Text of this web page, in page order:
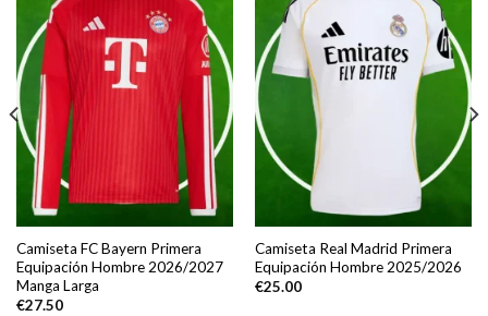
Camiseta FC Bayern Primera
Equipación Hombre 2026/2027
Manga Larga
€27.50
Camiseta Real Madrid Primera
Equipación Hombre 2025/2026
€25.00